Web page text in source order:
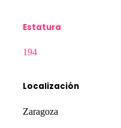
Estatura
194
Localización
Zaragoza